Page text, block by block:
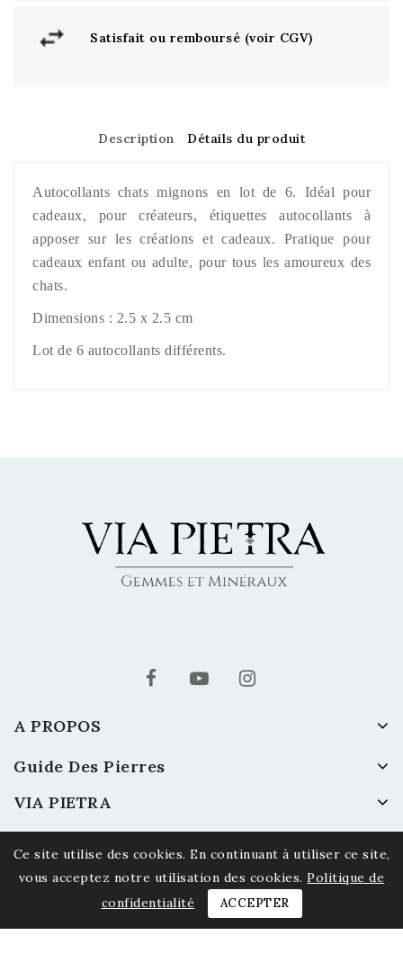
Satisfait ou remboursé (voir CGV)
Description Détails du produit
Autocollants chats mignons en lot de 6. Idéal pour
cadeaux, pour créateurs, étiquettes autocollants à
apposer sur les créations et cadeaux. Pratique pour
cadeaux enfant ou adulte, pour tous les amoureux des
chats.
Dimensions : 2.5 x 2.5 cm
Lot de 6 autocollants différents.
A PROPOS
Guide Des Pierres
VIA PIETRA
Ce site utilise des cookies. En continuant à utiliser ce site,
vous acceptez notre utilisation des cookies. Politique de
confidentialité
ACCEPTER
© 2026 Via Pietra - Gemmes et Minéraux